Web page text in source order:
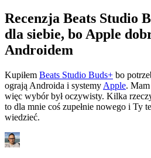
Recenzja Beats Studio
dla siebie, bo Apple
Androidem
Kupiłem Beats Studio Buds+ bo
ograją Androida i systemy Apple.
więc wybór był oczywisty. Kilka
to dla mnie coś zupełnie nowego i Ty
wiedzieć.